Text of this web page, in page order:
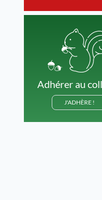
Adhérer au
J'ADHÈRE !